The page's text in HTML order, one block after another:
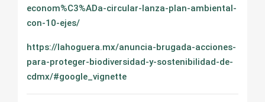
econom%C3%ADa-circular-lanza-plan-ambiental-
con-10-ejes/
https://lahoguera.mx/anuncia-brugada-acciones-
para-proteger-biodiversidad-y-sostenibilidad-de-
cdmx/#google_vignette